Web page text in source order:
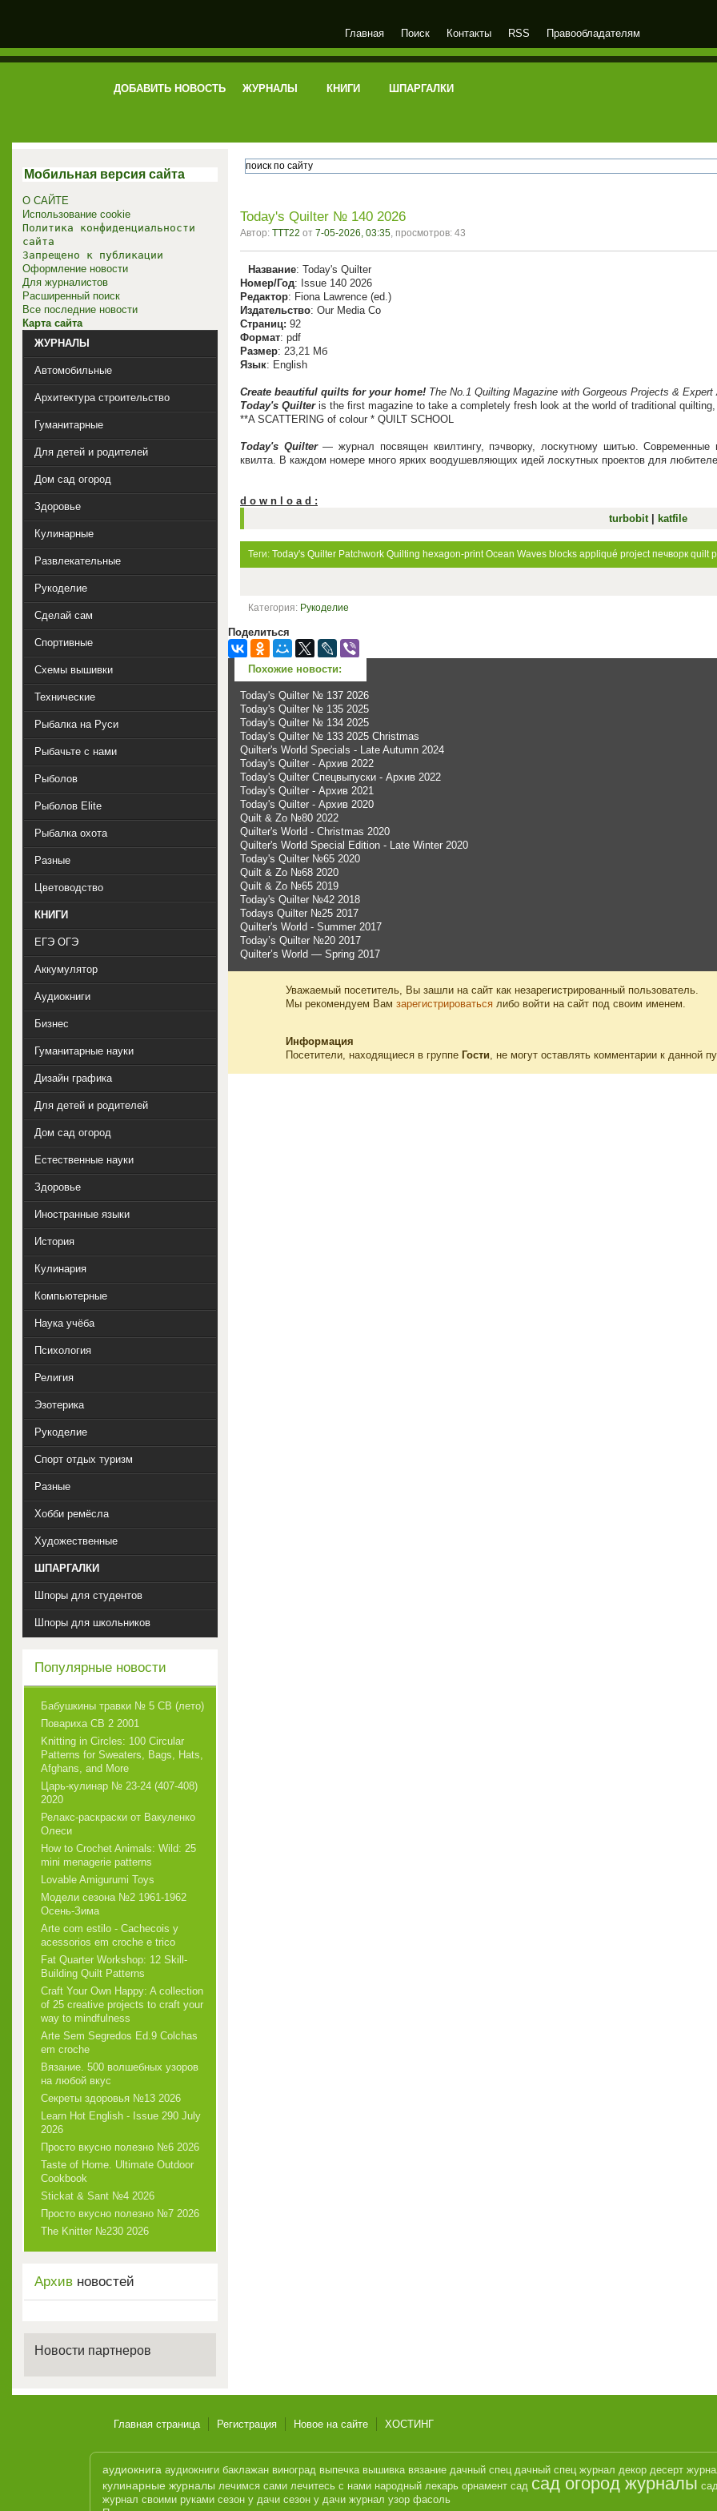
электронная библиотека
Главная Поиск Контакты RSS Правообладателям
ДОБАВИТЬ НОВОСТЬ ЖУРНАЛЫ КНИГИ ШПАРГАЛКИ
Today's Quilter № 140 2026
Автор: TTT22 от 7-05-2026, 03:35, просмотров: 43
Название: Today's Quilter
Номер/Год: Issue 140 2026
Редактор: Fiona Lawrence (ed.)
Издательство: Our Media Co
Cтраниц: 92
Формат: pdf
Размер: 23,21 Мб
Язык: English
Create beautiful quilts for your home! The No.1 Quilting Magazine with Gorgeous Projects & Expert
Today's Quilteris the first magazine to take a completely fresh look at the world of traditional
**A SCATTERING of colour * QUILT SCHOOL
Today's Quilter— журнал посвящен квилтингу, пэчворку, лоскутному шитью. Современные
квилта. В каждом номере много ярких воодушевляющих идей лоскутных проектов для
d o w n l o a d :
turbobit
katfile
Теги: Today's Quilter Patchwork Quilting hexagon-print Ocean Waves blocks appliqué project печворк quilt
Категория: Рукоделие
Поделиться
Похожие новости:
Today's Quilter № 137 2026
Today's Quilter № 135 2025
Today's Quilter № 134 2025
Today's Quilter № 133 2025 Christmas
Quilter's World Specials - Late Autumn 2024
Today's Quilter - Архив 2022
Today's Quilter Спецвыпуски - Архив 2022
Today's Quilter - Архив 2021
Today's Quilter - Архив 2020
Quilt & Zo №80 2022
Quilter's World - Christmas 2020
Quilter's World Special Edition - Late Winter 2020
Today's Quilter №65 2020
Quilt & Zo №68 2020
Quilt & Zo №65 2019
Today's Quilter №42 2018
Todays Quilter №25 2017
Quilter's World - Summer 2017
Today’s Quilter №20 2017
Quilter’s World — Spring 2017
Уважаемый посетитель, Вы зашли на сайт как незарегистрированный пользователь.
Мы рекомендуем Вам зарегистрироваться либо войти на сайт под своим именем.
Информация
Посетители, находящиеся в группе Гости , не могут оставлять комментарии к данной
Мобильная версия сайта
О САЙТЕ
Использование cookie
Политика конфиденциальности
сайта
Запрещено к публикации
Оформление новости
Для журналистов
Расширенный поиск
Все последние новости
Карта сайта
ЖУРНАЛЫ
Автомобильные
Архитектура строительство
Гуманитарные
Для детей и родителей
Дом сад огород
Здоровье
Кулинарные
Развлекательные
Рукоделие
Сделай сам
Спортивные
Схемы вышивки
Технические
Рыбалка на Руси
Рыбачьте с нами
Рыболов
Рыболов Elite
Рыбалка охота
Разные
Цветоводство
КНИГИ
ЕГЭ ОГЭ
Аккумулятор
Аудиокниги
Бизнес
Гуманитарные науки
Дизайн графика
Для детей и родителей
Дом сад огород
Естественные науки
Здоровье
Иностранные языки
История
Кулинария
Компьютерные
Наука учёба
Психология
Религия
Эзотерика
Рукоделие
Спорт отдых туризм
Разные
Хобби ремёсла
Художественные
ШПАРГАЛКИ
Шпоры для студентов
Шпоры для школьников
Популярные новости
Бабушкины травки № 5 СВ (лето)
Повариха СВ 2 2001
Knitting in Circles: 100 Circular
Patterns for Sweaters, Bags, Hats,
Afghans, and More
Царь-кулинар № 23-24 (407-408)
2020
Релакс-раскраски от Вакуленко
Олеси
How to Crochet Animals: Wild: 25
mini menagerie patterns
Lovable Amigurumi Toys
Модели сезона №2 1961-1962
Осень-Зима
Arte com estilo - Cachecois у
acessorios em croche e trico
Fat Quarter Workshop: 12 Skill-
Building Quilt Patterns
Craft Your Own Happy: A collection
of 25 creative projects to craft your
way to mindfulness
Arte Sem Segredos Ed.9 Colchas
em croche
Вязание. 500 волшебных узоров
на любой вкус
Секреты здоровья №13 2026
Learn Hot English - Issue 290 July
2026
Просто вкусно полезно №6 2026
Taste of Home. Ultimate Outdoor
Cookbook
Stickat & Sant №4 2026
Просто вкусно полезно №7 2026
The Knitter №230 2026
Архив новостей
Новости партнеров
Главная страница Регистрация Новое на сайте ХОСТИНГ
аудиокнига аудиокниги баклажан виноград выпечка вышивка вязание дачный спец дачный спец журнал декор десерт
кулинарные журналы лечимся сами лечитесь с нами народный лекарь орнамент сад сад огород журналы
журнал своими руками сезон у дачи сезон у дачи журнал узор фасоль